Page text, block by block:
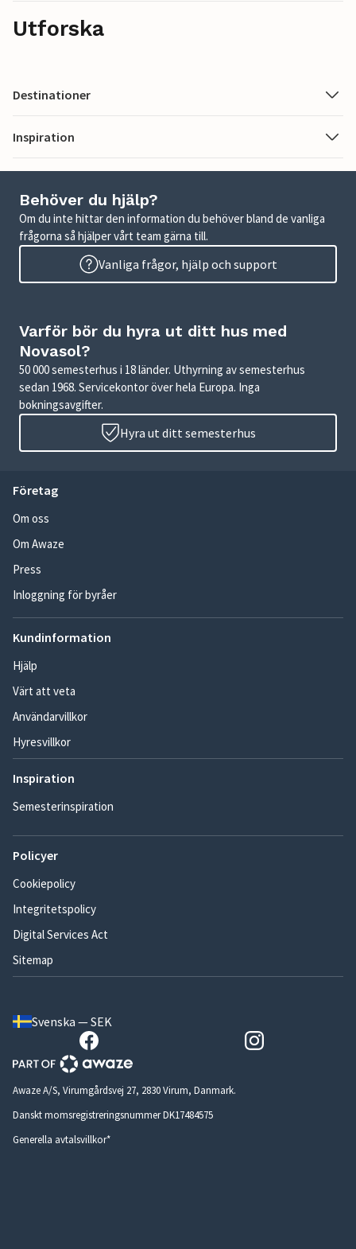
Utforska
Destinationer
Inspiration
Behöver du hjälp?
Om du inte hittar den information du behöver bland de vanliga
frågorna så hjälper vårt team gärna till.
Vanliga frågor, hjälp och support
Varför bör du hyra ut ditt hus med
Novasol?
50 000 semesterhus i 18 länder. Uthyrning av semesterhus
sedan 1968. Servicekontor över hela Europa. Inga
bokningsavgifter.
Hyra ut ditt semesterhus
Företag
Om oss
Om Awaze
Press
Inloggning för byråer
Kundinformation
Hjälp
Värt att veta
Användarvillkor
Hyresvillkor
Inspiration
Semesterinspiration
Policyer
Cookiepolicy
Integritetspolicy
Digital Services Act
Sitemap
Svenska — SEK
Awaze A/S, Virumgårdsvej 27, 2830 Virum, Danmark.
Danskt momsregistreringsnummer DK17484575
Generella avtalsvillkor*